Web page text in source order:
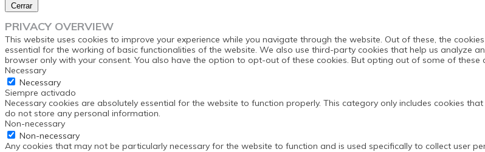
Cerrar
PRIVACY OVERVIEW
This website uses cookies to improve your experience while you navigate through the website. Out of these, the
essential for the working of basic functionalities of the website. We also use third-party cookies that help us analyze
browser only with your consent. You also have the option to opt-out of these cookies. But opting out of some of these
Necessary
Necessary
Siempre activado
Necessary cookies are absolutely essential for the website to function properly. This category only includes cookies
do not store any personal information.
Non-necessary
Non-necessary
Any cookies that may not be particularly necessary for the website to function and is used specifically to collect user